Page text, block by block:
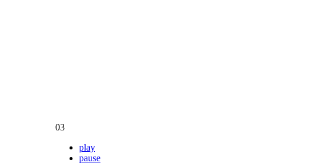
03
play
pause